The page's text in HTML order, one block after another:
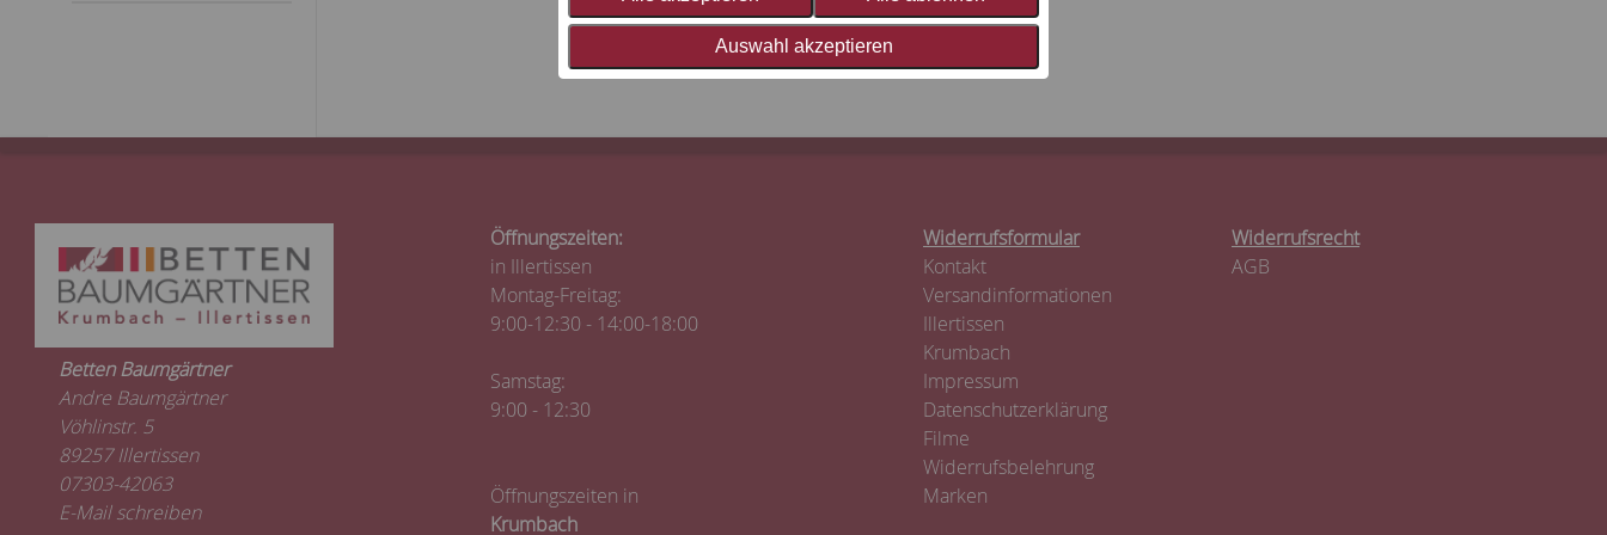
Auswahl akzeptieren
Betten Baumgärtner
Andre Baumgärtner
Vöhlinstr. 5
89257 Illertissen
07303-42063
E-Mail schreiben
Öffnungszeiten:
in Illertissen
Montag-Freitag:
9:00-12:30 - 14:00-18:00
Samstag:
9:00 - 12:30
Öffnungszeiten in
Krumbach
Widerrufsformular
Kontakt
Versandinformationen
Illertissen
Krumbach
Impressum
Datenschutzerklärung
Filme
Widerrufsbelehrung
Marken
Widerrufsrecht
AGB